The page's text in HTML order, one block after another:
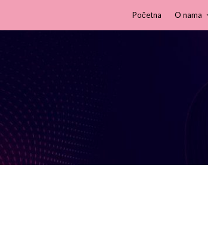
Početna O nama